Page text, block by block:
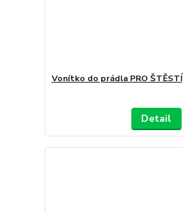
Vonítko do prádla PRO ŠTĚSTÍ
Detail